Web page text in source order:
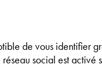
de vous identifier
social est activé